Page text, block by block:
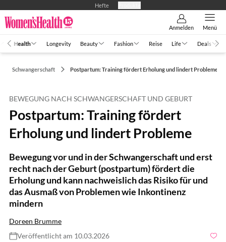
Hefte
Anmelden Menü
Health Longevity Beauty Fashion Reise Life Deals
Schwangerschaft Postpartum: Training fördert Erholung und lindert Probleme
BEWEGUNG NACH SCHWANGERSCHAFT UND GEBURT
Postpartum: Training fördert
Erholung und lindert Probleme
Bewegung vor und in der Schwangerschaft und erst
recht nach der Geburt (postpartum) fördert die
Erholung und kann nachweislich das Risiko für und
das Ausmaß von Problemen wie Inkontinenz
mindern
Doreen Brumme
Veröffentlicht am 10.03.2026